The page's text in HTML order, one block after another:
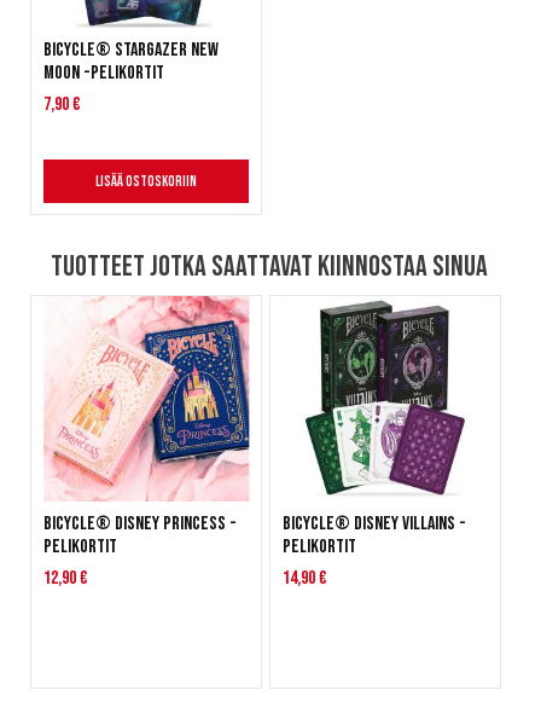
Bicycle® Stargazer New
Moon -pelikortit
7,90 €
Lisää ostoskoriin
Tuotteet jotka saattavat kiinnostaa sinua
Bicycle® Disney Princess -
pelikortit
12,90 €
Bicycle® Disney Villains -
pelikortit
14,90 €